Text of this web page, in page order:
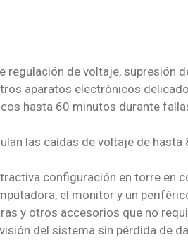
regulación de voltaje, supresión
aparatos electrónicos
hasta 60 minutos durante
las caídas de voltaje de
configuración en torre en
el monitor y un
y otros accesorios que no
del sistema sin pérdida de